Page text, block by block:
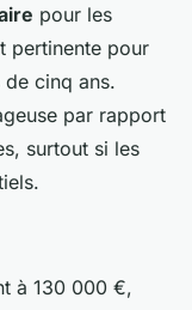
pour les
pertinente pour
cinq ans.
par rapport
surtout si les
à 130 000 €,